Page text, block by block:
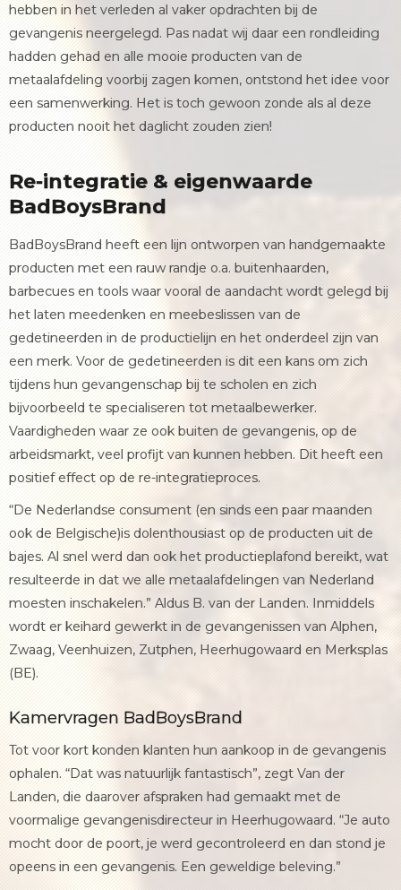
hebben in het verleden al vaker opdrachten bij de
gevangenis neergelegd. Pas nadat wij daar een rondleiding
hadden gehad en alle mooie producten van de
metaalafdeling voorbij zagen komen, ontstond het idee voor
een samenwerking. Het is toch gewoon zonde als al deze
producten nooit het daglicht zouden zien!
Re-integratie & eigenwaarde
BadBoysBrand
BadBoysBrand heeft een lijn ontworpen van handgemaakte
producten met een rauw randje o.a. buitenhaarden,
barbecues en tools waar vooral de aandacht wordt gelegd bij
het laten meedenken en meebeslissen van de
gedetineerden in de productielijn en het onderdeel zijn van
een merk. Voor de gedetineerden is dit een kans om zich
tijdens hun gevangenschap bij te scholen en zich
bijvoorbeeld te specialiseren tot metaalbewerker.
Vaardigheden waar ze ook buiten de gevangenis, op de
arbeidsmarkt, veel profijt van kunnen hebben. Dit heeft een
positief effect op de re-integratieproces.
“De Nederlandse consument (en sinds een paar maanden
ook de Belgische)is dolenthousiast op de producten uit de
bajes. Al snel werd dan ook het productieplafond bereikt, wat
resulteerde in dat we alle metaalafdelingen van Nederland
moesten inschakelen.” Aldus B. van der Landen. Inmiddels
wordt er keihard gewerkt in de gevangenissen van Alphen,
Zwaag, Veenhuizen, Zutphen, Heerhugowaard en Merksplas
(BE).
Kamervragen BadBoysBrand
Tot voor kort konden klanten hun aankoop in de gevangenis
ophalen. “Dat was natuurlijk fantastisch”, zegt Van der
Landen, die daarover afspraken had gemaakt met de
voormalige gevangenisdirecteur in Heerhugowaard. “Je auto
mocht door de poort, je werd gecontroleerd en dan stond je
opeens in een gevangenis. Een geweldige beleving.”